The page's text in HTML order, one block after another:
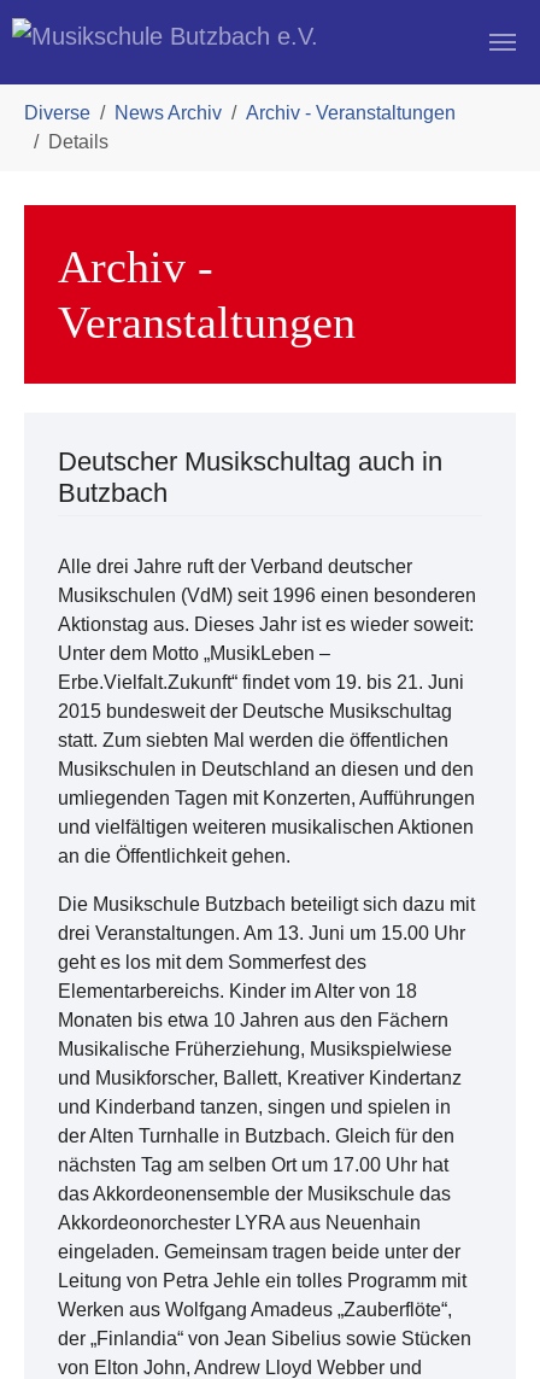
Diverse News Archiv
Archiv - Veranstaltungen
Details
Archiv -
Veranstaltungen
Deutscher Musikschultag auch in
Butzbach
Alle drei Jahre ruft der Verband deutscher
Musikschulen (VdM) seit 1996 einen besonderen
Aktionstag aus. Dieses Jahr ist es wieder soweit:
Unter dem Motto „MusikLeben –
Erbe.Vielfalt.Zukunft“ findet vom 19. bis 21. Juni
2015 bundesweit der Deutsche Musikschultag
statt. Zum siebten Mal werden die öffentlichen
Musikschulen in Deutschland an diesen und den
umliegenden Tagen mit Konzerten, Aufführungen
und vielfältigen weiteren musikalischen Aktionen
an die Öffentlichkeit gehen.
Die Musikschule Butzbach beteiligt sich dazu mit
drei Veranstaltungen. Am 13. Juni um 15.00 Uhr
geht es los mit dem Sommerfest des
Elementarbereichs. Kinder im Alter von 18
Monaten bis etwa 10 Jahren aus den Fächern
Musikalische Früherziehung, Musikspielwiese
und Musikforscher, Ballett, Kreativer Kindertanz
und Kinderband tanzen, singen und spielen in
der Alten Turnhalle in Butzbach. Gleich für den
nächsten Tag am selben Ort um 17.00 Uhr hat
das Akkordeonensemble der Musikschule das
Akkordeonorchester LYRA aus Neuenhain
eingeladen. Gemeinsam tragen beide unter der
Leitung von Petra Jehle ein tolles Programm mit
Werken aus Wolfgang Amadeus „Zauberflöte“,
der „Finlandia“ von Jean Sibelius sowie Stücken
von Elton John, Andrew Lloyd Webber und